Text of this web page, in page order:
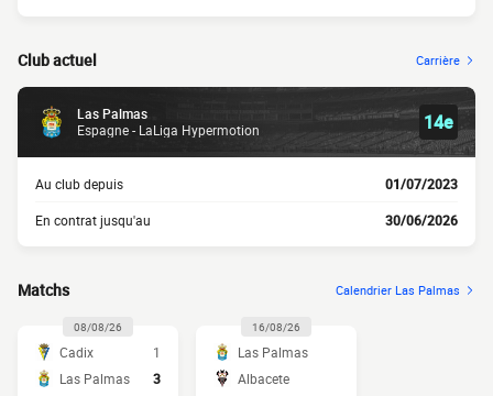
Club actuel Carrière
Las Palmas
Espagne - LaLiga Hypermotion
14e
Au club depuis 01/07/2023
En contrat jusqu'au 30/06/2026
Matchs Calendrier Las Palmas
08/08/26
Cadix
1
Las Palmas
3
16/08/26
Las Palmas
Albacete